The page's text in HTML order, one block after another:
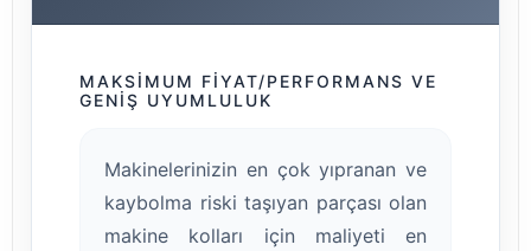
MAKSIMUM FIYAT/PERFORMANS VE
GENIŞ UYUMLULUK
Makinelerinizin en çok yıpranan ve
kaybolma riski taşıyan parçası olan
makine kolları için maliyeti en